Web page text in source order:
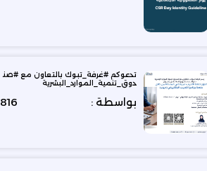
تدعوكم #غرفة_تبوك بالتعاون مع #صن
دوق_تنمية_الموارد_البشرية
بواسطة : 816